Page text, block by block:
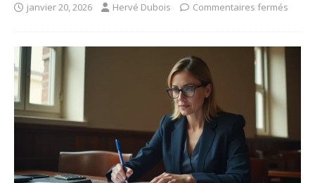
janvier 20, 2026 Hervé Dubois Commentaires fermés